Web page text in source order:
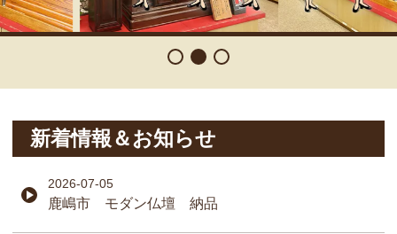
新着情報＆お知らせ
2026-07-05
鹿嶋市 モダン仏壇 納品